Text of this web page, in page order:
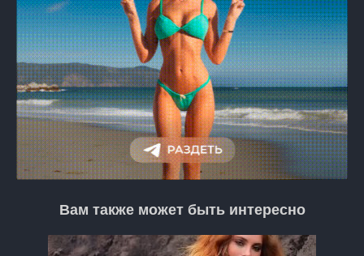
Вам также может быть интересно